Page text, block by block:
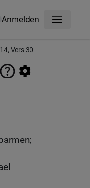
Anmelden Menü
Vers 30